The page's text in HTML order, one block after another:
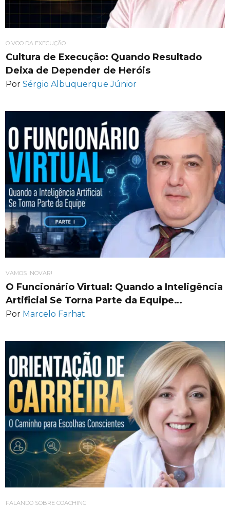
O VOO DA EXECUÇÃO
Cultura de Execução: Quando Resultado
Deixa de Depender de Heróis
Por Sérgio Albuquerque Júnior
VAMOS INOVAR!
O Funcionário Virtual: Quando a Inteligência
Artificial Se Torna Parte da Equipe…
Por Marcelo Farhat
FALANDO SOBRE COACHING